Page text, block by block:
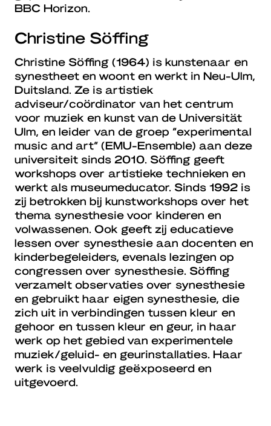
BBC Horizon
Christine Söffing
Christine Söffing (1964) is kunstenaar en
synestheet en woont en werkt in Neu-Ulm,
Duitsland. Ze is artistiek
adviseur/coördinator van het centrum
voor muziek en kunst van de Universität
Ulm, en leider van de groep “experimental
music and art” (EMU-Ensemble) aan deze
universiteit sinds 2010. Söffing geeft
workshops over artistieke technieken en
werkt als museumeducator. Sinds 1992 is
zij betrokken bij kunstworkshops over het
thema synesthesie voor kinderen en
volwassenen. Ook geeft zij educatieve
lessen over synesthesie aan docenten en
kinderbegeleiders, evenals lezingen op
congressen over synesthesie. Söffing
verzamelt observaties over synesthesie
en gebruikt haar eigen synesthesie, die
zich uit in verbindingen tussen kleur en
gehoor en tussen kleur en geur, in haar
werk op het gebied van experimentele
muziek/geluid- en geurinstallaties. Haar
werk is veelvuldig geëxposeerd en
uitgevoerd.